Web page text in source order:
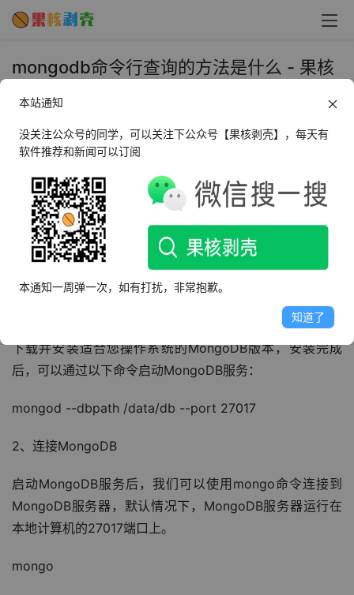
mongodb命令行查询的方法是什么 - 果核
2023年12月28日 上午10:08 • 教程
MongoDB是一个开源的NoSQL数据库，它使用BSON（类
似JSON）格式存储数据，在MongoDB中，我们可以使用
命令行查询来检索和操作数据，本文将介绍MongoDB命令
行查询的方法。
1、安装MongoDB
我们需要在本地计算机上安装MongoDB，可以从官方网站
下载并安装适合您操作系统的MongoDB版本，安装完成
后，可以通过以下命令启动MongoDB服务：
mongod --dbpath /data/db --port 27017
2、连接MongoDB
启动MongoDB服务后，我们可以使用mongo命令连接到
MongoDB服务器，默认情况下，MongoDB服务器运行在
本地计算机的27017端口上。
mongo
本站通知
没关注公众号的同学，可以关注下公众号【果核剥壳】，每天有
软件推荐和新闻可以订阅
本通知一周弹一次，如有打扰，非常抱歉。
知道了